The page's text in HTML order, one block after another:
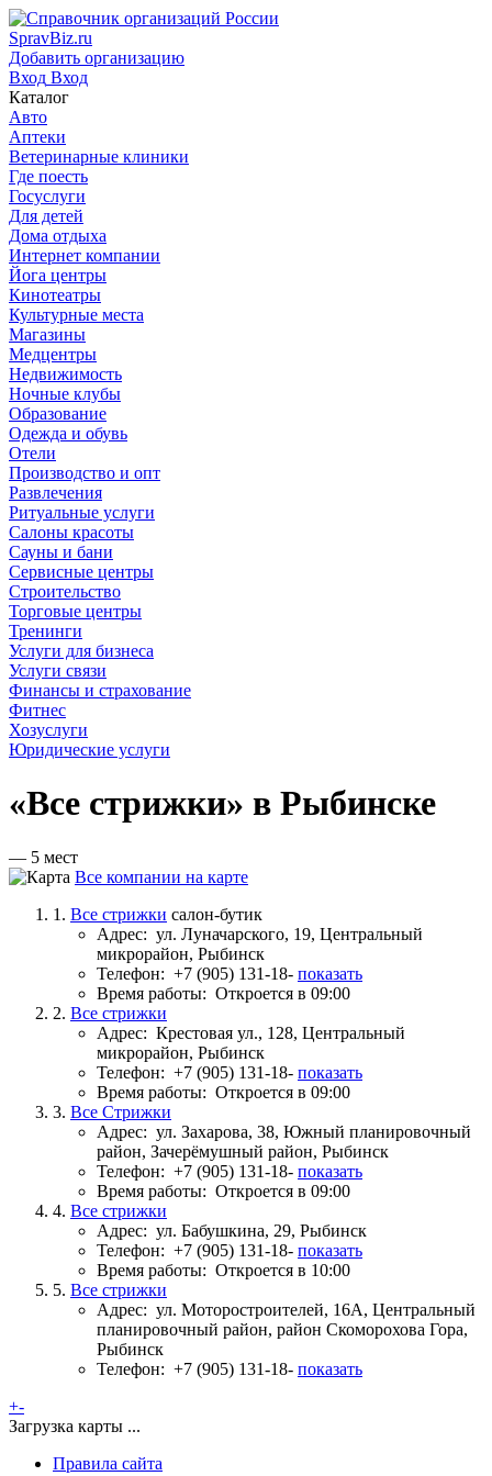
SpravBiz.ru
Добавить организацию
Вход Вход
Каталог
Авто
Аптеки
Ветеринарные клиники
Где поесть
Госуслуги
Для детей
Дома отдыха
Интернет компании
Йога центры
Кинотеатры
Культурные места
Магазины
Медцентры
Недвижимость
Ночные клубы
Образование
Одежда и обувь
Отели
Производство и опт
Развлечения
Ритуальные услуги
Салоны красоты
Сауны и бани
Сервисные центры
Строительство
Торговые центры
Тренинги
Услуги для бизнеса
Услуги связи
Финансы и страхование
Фитнес
Хозуслуги
Юридические услуги
«Все стрижки» в Рыбинске
— 5 мест
Все компании на карте
1. Все стрижки салон-бутик
Адрес: ул. Луначарского, 19, Центральный
микрорайон, Рыбинск
Телефон: +7 (905) 131-18- показать
Время работы: Откроется в 09:00
2. Все стрижки
Адрес: Крестовая ул., 128, Центральный
микрорайон, Рыбинск
Телефон: +7 (905) 131-18- показать
Время работы: Откроется в 09:00
3. Все Стрижки
Адрес: ул. Захарова, 38, Южный планировочный
район, Зачерёмушный район, Рыбинск
Телефон: +7 (905) 131-18- показать
Время работы: Откроется в 09:00
4. Все стрижки
Адрес: ул. Бабушкина, 29, Рыбинск
Телефон: +7 (905) 131-18- показать
Время работы: Откроется в 10:00
5. Все стрижки
Адрес: ул. Моторостроителей, 16А, Центральный
планировочный район, район Скоморохова Гора,
Рыбинск
Телефон: +7 (905) 131-18- показать
+-
Загрузка карты ...
Правила сайта